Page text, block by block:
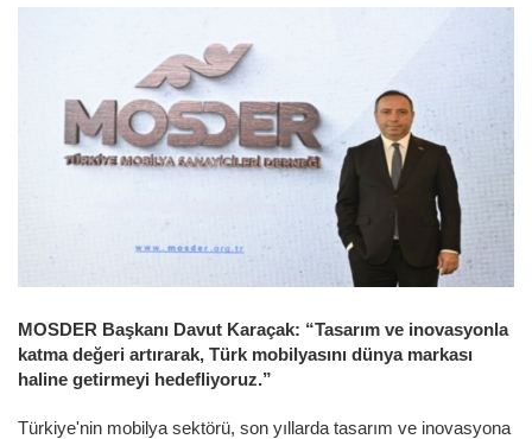
MOSDER Başkanı Davut Karaçak: “Tasarım ve inovasyonla
katma değeri artırarak, Türk mobilyasını dünya markası
haline getirmeyi hedefliyoruz.”
Türkiye'nin mobilya sektörü, son yıllarda tasarım ve inovasyona